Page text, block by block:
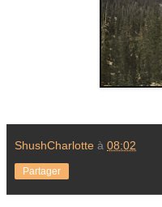
ShushCharlotte à 08:02
Partager